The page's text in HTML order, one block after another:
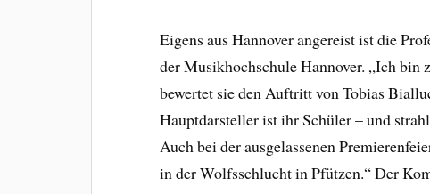
Eigens aus Hannover angereist ist die
der Musikhochschule Hannover. „Ich bin
bewertet sie den Auftritt von Tobias
Hauptdarsteller ist ihr Schüler – und
Auch bei der ausgelassenen
in der Wolfsschlucht in Pfützen.“ Der